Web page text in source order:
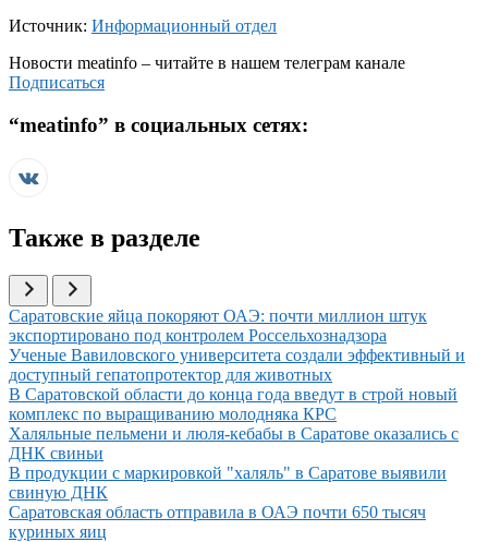
Источник: Информационный отдел
Новости meatinfo – читайте в нашем телеграм канале
Подписаться
“meatinfo” в социальных сетях:
Также в разделе
Иллюстрация новости
Саратовские яйца покоряют ОАЭ: почти миллион штук
экспортировано под контролем Россельхознадзора
Иллюстрация новости
Ученые Вавиловского университета создали эффективный и
доступный гепатопротектор для животных
Иллюстрация новости
В Саратовской области до конца года введут в строй новый
комплекс по выращиванию молодняка КРС
Иллюстрация новости
Халяльные пельмени и люля-кебабы в Саратове оказались с
ДНК свиньи
Иллюстрация новости
В продукции с маркировкой "халяль" в Саратове выявили
свиную ДНК
Иллюстрация новости
Саратовская область отправила в ОАЭ почти 650 тысяч
куриных яиц